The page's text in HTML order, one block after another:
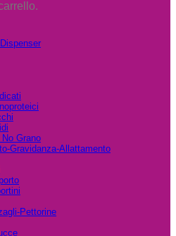
Grano
Gravidanza-Allattamento
Pettorine